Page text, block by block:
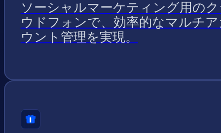
ソーシャルマーケティング用の
ウドフォンで、効率的なマルチ
ウント管理を実現。